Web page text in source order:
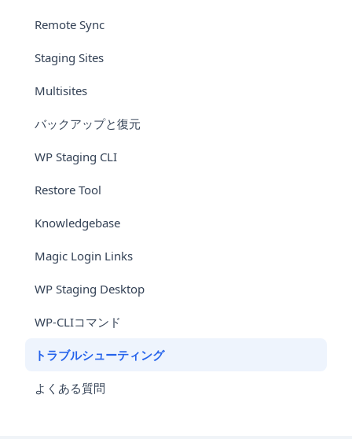
Remote Sync
Staging Sites
Multisites
バックアップと復元
WP Staging CLI
Restore Tool
Knowledgebase
Magic Login Links
WP Staging Desktop
WP-CLIコマンド
トラブルシューティング
よくある質問